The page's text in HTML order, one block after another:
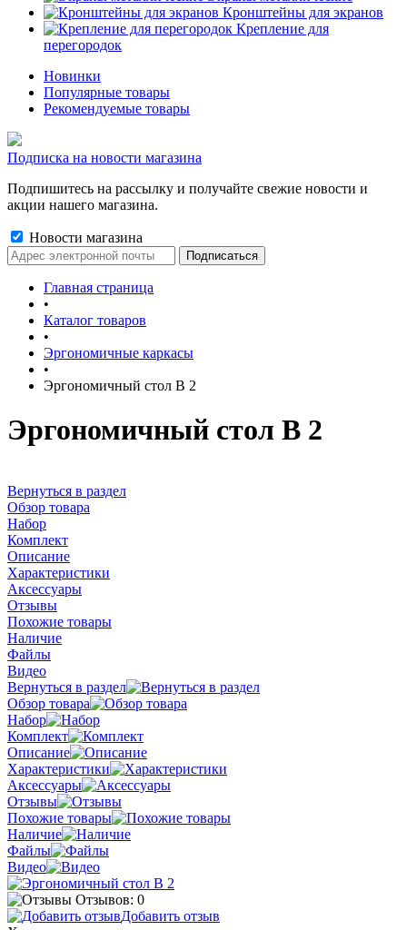
Кронштейны для экранов
Крепление для
перегородок
Новинки
Популярные товары
Рекомендуемые товары
Подписка на новости магазина
Подпишитесь на рассылку и получайте свежие новости и
акции нашего магазина.
Новости магазина
Главная страница
•
Каталог товаров
•
Эргономичные каркасы
•
Эргономичный стол В 2
Эргономичный стол В 2
Вернуться в раздел
Обзор товара
Набор
Комплект
Описание
Характеристики
Аксессуары
Отзывы
Похожие товары
Наличие
Файлы
Видео
Вернуться в раздел
Обзор товара
Набор
Комплект
Описание
Характеристики
Аксессуары
Отзывы
Похожие товары
Наличие
Файлы
Видео
Отзывов: 0
Добавить отзыв